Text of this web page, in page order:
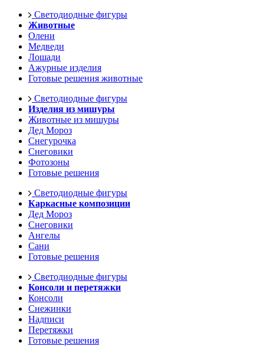
Светодиодные фигуры
Животные
Олени
Медведи
Лошади
Ажурные изделия
Готовые решения животные
Светодиодные фигуры
Изделия из мишуры
Животные из мишуры
Дед Мороз
Снегурочка
Снеговики
Фотозоны
Готовые решения
Светодиодные фигуры
Каркасные композиции
Дед Мороз
Снеговики
Ангелы
Сани
Готовые решения
Светодиодные фигуры
Консоли и перетяжки
Консоли
Снежинки
Надписи
Перетяжки
Готовые решения